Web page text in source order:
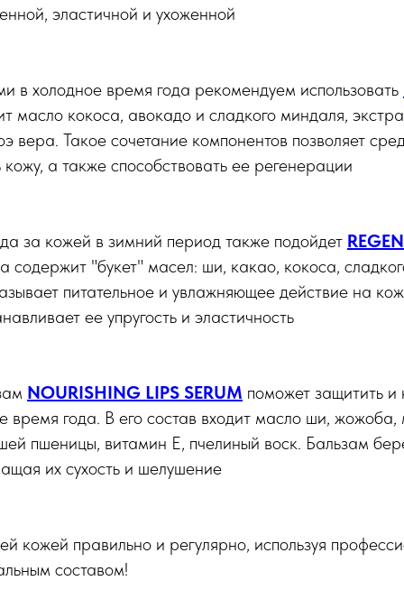
эластичной и ухоженной
в холодное время года рекомендуем использовать
масло кокоса, авокадо и сладкого миндаля,
вера. Такое сочетание компонентов позволяет
кожу, а также способствовать ее регенерации
за кожей в зимний период также подойдет
содержит "букет" масел: ши, какао, кокоса,
питательное и увлажняющее действие на
ее упругость и эластичность
NOURISHING LIPS SERUM поможет защитить
время года. В его состав входит масло ши, жожоба,
пшеницы, витамин Е, пчелиный воск. Бальзам
их сухость и шелушение
кожей правильно и регулярно, используя
составом!